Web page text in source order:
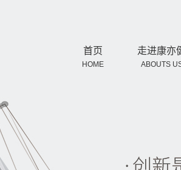
首页
HOME
走进康亦
ABOUTS